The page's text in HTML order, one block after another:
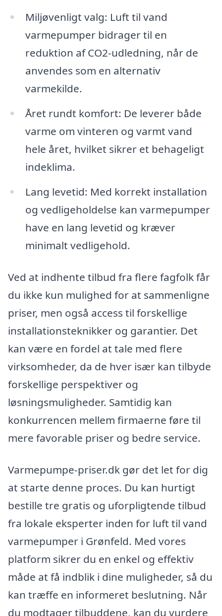
Miljøvenligt valg: Luft til vand
varmepumper bidrager til en
reduktion af CO2-udledning, når de
anvendes som en alternativ
varmekilde.
Året rundt komfort: De leverer både
varme om vinteren og varmt vand
hele året, hvilket sikrer et behageligt
indeklima.
Lang levetid: Med korrekt installation
og vedligeholdelse kan varmepumper
have en lang levetid og kræver
minimalt vedligehold.
Ved at indhente tilbud fra flere fagfolk får
du ikke kun mulighed for at sammenligne
priser, men også access til forskellige
installationsteknikker og garantier. Det
kan være en fordel at tale med flere
virksomheder, da de hver især kan tilbyde
forskellige perspektiver og
løsningsmuligheder. Samtidig kan
konkurrencen mellem firmaerne føre til
mere favorable priser og bedre service.
Varmepumpe-priser.dk gør det let for dig
at starte denne proces. Du kan hurtigt
bestille tre gratis og uforpligtende tilbud
fra lokale eksperter inden for luft til vand
varmepumper i Grønfeld. Med vores
platform sikrer du en enkel og effektiv
måde at få indblik i dine muligheder, så du
kan træffe en informeret beslutning. Når
du modtager tilbuddene, kan du vurdere